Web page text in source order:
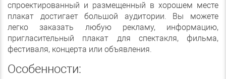
спроектированный и размещенный в хорошем месте
плакат достигает большой аудитории. Вы можете
легко заказать любую рекламу, информацию,
пригласительный плакат для спектакля, фильма,
фестиваля, концерта или объявления.
Особенности: